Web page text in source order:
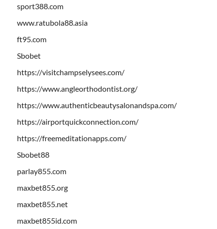
sport388.com
www.ratubola88.asia
ft95.com
Sbobet
https://visitchampselysees.com/
https://www.angleorthodontist.org/
https://www.authenticbeautysalonandspa.com/
https://airportquickconnection.com/
https://freemeditationapps.com/
Sbobet88
parlay855.com
maxbet855.org
maxbet855.net
maxbet855id.com